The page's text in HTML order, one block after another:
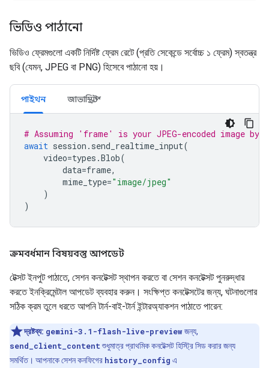
ভিডিও পাঠানো
ভিডিও ফ্রেমগুলো একটি নির্দিষ্ট ফ্রেম রেটে (প্রতি সেকেন্ডে সর্বোচ্চ ১ ফ্রেম) স্বতন্ত্র
ছবি (যেমন, JPEG বা PNG) হিসেবে পাঠানো হয়।
পাইথন জাভাস্ক্রিপ্ট
# Assuming 'frame' is your JPEG-encoded image
await session . send_realtime_input(
video=types .Blob(
data=frame,
mime_type="image/jpeg"
)
)
ক্রমবর্ধমান বিষয়বস্তু আপডেট
টেক্সট ইনপুট পাঠাতে, সেশন কনটেক্সট স্থাপন করতে বা সেশন কনটেক্সট পুনরুদ্ধার
করতে ইনক্রিমেন্টাল আপডেট ব্যবহার করুন। সংক্ষিপ্ত কনটেক্সটের জন্য, ঘটনাগুলোর
সঠিক ক্রম তুলে ধরতে আপনি টার্ন-বাই-টার্ন ইন্টারঅ্যাকশন পাঠাতে পারেন:
দ্রষ্টব্য: gemini-3.1-flash-live-previewজন্য,
send_client_content শুধুমাত্র প্রাথমিক কনটেক্সট হিস্ট্রি সিড করার জন্য
সমর্থিত। আপনাকে সেশন কনফিগের history_config এ